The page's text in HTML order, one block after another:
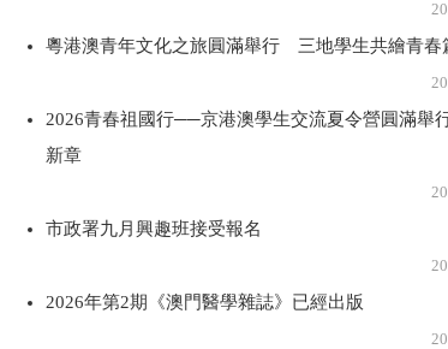
2026年8月
粵港澳青年文化之旅圓滿舉行 三地學生共繪青春
2026年8月
2026青春祖國行──京港澳學生交流夏令營圓滿舉
新章
2026年8月
市政署九月興趣班接受報名
2026年8月
2026年第2期《澳門醫學雜誌》已經出版
2026年8月